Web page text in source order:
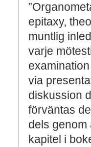
epitaxy,
muntlig
varje
via
diskussion
förväntas
dels genom
kapitel i